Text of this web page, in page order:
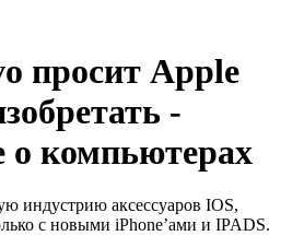
просит Apple
-
о компьютерах
индустрию аксессуаров IOS,
с новыми iPhone’ами и IPADS.